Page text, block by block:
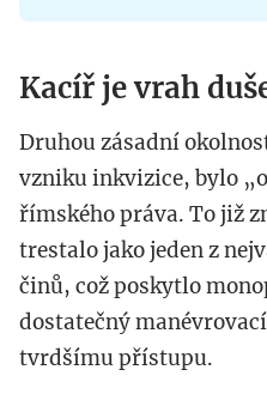
Kacíř je vrah
Druhou zásadní
vzniku inkvizice, bylo
římského práva. To již
trestalo jako jeden z
činů, což poskytlo
dostatečný
tvrdšímu přístupu.